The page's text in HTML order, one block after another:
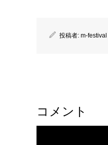
投稿者: m-festival
コメント